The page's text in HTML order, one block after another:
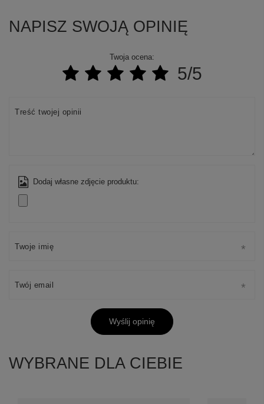
NAPISZ SWOJĄ OPINIĘ
Twoja ocena:
5/5
Treść twojej opinii
Dodaj własne zdjęcie produktu:
Twoje imię
Twój email
Wyślij opinię
WYBRANE DLA CIEBIE